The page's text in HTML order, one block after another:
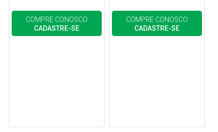
COMPRE CONOSCO
CADASTRE-SE
COMPRE CONOSCO
CADASTRE-SE